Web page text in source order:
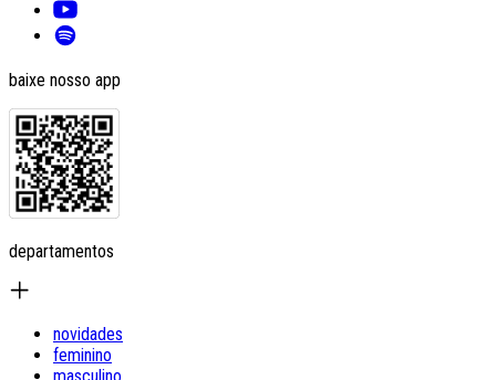
baixe nosso app
departamentos
novidades
feminino
masculino